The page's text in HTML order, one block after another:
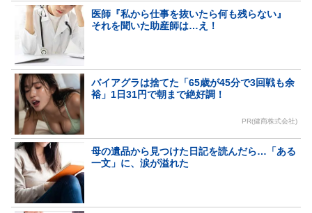
医師『私から仕事を抜いたら何も残らない』
それを聞いた助産師は…え！
バイアグラは捨てた「65歳が45分で3回戦も余
裕」1日31円で朝まで絶好調！
PR(健商株式会社)
母の遺品から見つけた日記を読んだら…「ある
一文」に、涙が溢れた